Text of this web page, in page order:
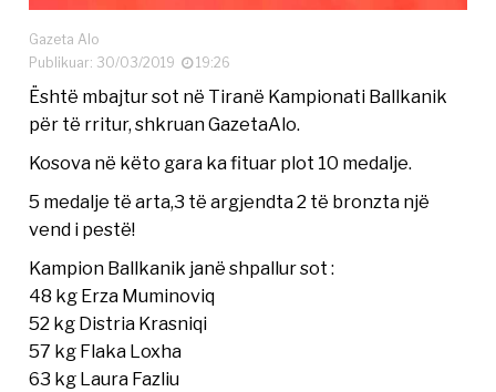
Gazeta Alo
Publikuar: 30/03/2019
19:26
Është mbajtur sot në Tiranë Kampionati Ballkanik
për të rritur, shkruan GazetaAlo.
Kosova në këto gara ka fituar plot 10 medalje.
5 medalje të arta,3 të argjendta 2 të bronzta një
vend i pestë!
Kampion Ballkanik janë shpallur sot :
48 kg Erza Muminoviq
52 kg Distria Krasniqi
57 kg Flaka Loxha
63 kg Laura Fazliu